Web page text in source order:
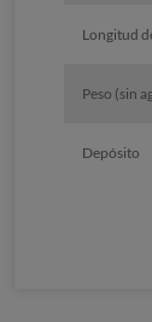
Longitud
Peso (sin
Depósito